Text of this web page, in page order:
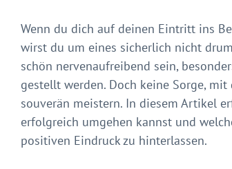
Wenn du dich auf deinen Eintritt ins
wirst du um eines sicherlich nicht
schön nervenaufreibend sein,
gestellt werden. Doch keine Sorge,
souverän meistern. In diesem Artikel
erfolgreich umgehen kannst und
positiven Eindruck zu hinterlassen.